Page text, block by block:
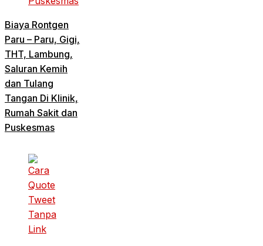
Biaya Rontgen
Paru – Paru, Gigi,
THT, Lambung,
Saluran Kemih
dan Tulang
Tangan Di Klinik,
Rumah Sakit dan
Puskesmas